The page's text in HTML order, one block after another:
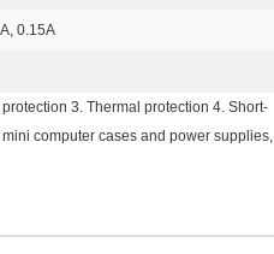
0.15A
3. Thermal protection 4. Short-
computer cases and power supplies,